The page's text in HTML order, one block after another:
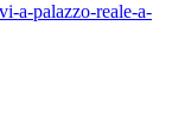
a-palazzo-reale-a-